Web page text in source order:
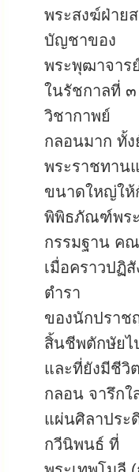
พระสงฆ์ฝ่าย
บัญชาของ
พระพุฒาจาร
ในรัชกาลที่ ๓
วิชากาพย์
กลอนมาก ทั้ง
พระราชทาน
ขนาดใหญ่ให้
พิพิธภัณฑ์พร
กรรมฐาน ค
เมื่อคราวปฏิ
ตำรา
ของนักปรา
สิ้นชีพตักษัยไ
และที่ยังมีชีวิ
กลอน จารึกใ
แผ่นศิลาประ
กวีนิพนธ์ ที่